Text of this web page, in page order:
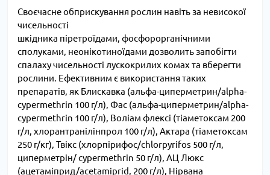
Своєчасне обприскування рослин навіть за невисокої
чисельності
шкідника піретроїдами, фосфорорганічними
сполуками, неонікотиноїдами дозволить запобігти
спалаху чисельності лускокрилих комах та вберегти
рослини. Ефективним є використання таких
препаратів, як Блискавка (альфа-циперметрин/аlpha-
cypermethrin 100 г/л), Фас (альфа-циперметрин/аlpha-
cypermethrin 100 г/л), Воліам флексі (тіаметоксам 200
г/л, хлорантранілінпрол 100 г/л), Актара (тіаметоксам
250 г/кг), Твікс (хлорпірифос/chlorpyrifos 500 г/л,
циперметрін/ cypermethrin 50 г/л), АЦ Люкс
(ацетаміприд/acetamiprid, 200 г/л), Нірвана